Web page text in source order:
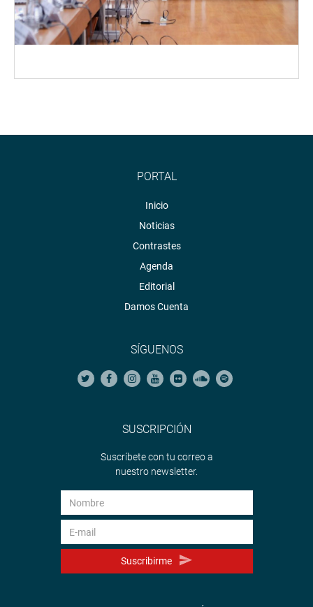
PORTAL
Inicio
Noticias
Contrastes
Agenda
Editorial
Damos Cuenta
SÍGUENOS
SUSCRIPCIÓN
Suscríbete con tu correo a
nuestro newsletter.
Suscribirme